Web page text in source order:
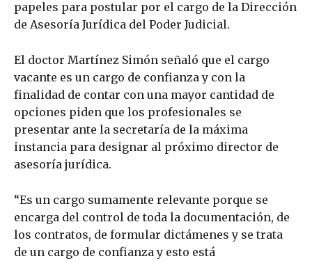
papeles para postular por el cargo de la Dirección
de Asesoría Jurídica del Poder Judicial.
El doctor Martínez Simón señaló que el cargo
vacante es un cargo de confianza y con la
finalidad de contar con una mayor cantidad de
opciones piden que los profesionales se
presentar ante la secretaría de la máxima
instancia para designar al próximo director de
asesoría jurídica.
“Es un cargo sumamente relevante porque se
encarga del control de toda la documentación, de
los contratos, de formular dictámenes y se trata
de un cargo de confianza y esto está